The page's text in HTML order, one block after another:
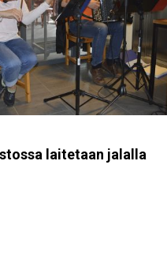
laitetaan jalalla